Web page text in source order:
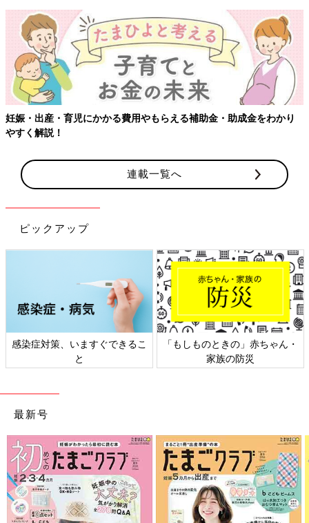
【ワクチン接種できるものも】妊婦の感染症対策、知っておいて！
連載一覧へ
ピックアップ
日本外来小児科学会リーフレッ
ト検討会
六星占術 細木かおりさんの人生
相談
最新号